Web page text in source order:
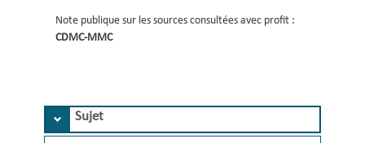
Note publique sur les sources consultées avec profit :
CDMC-MMC
Sujet